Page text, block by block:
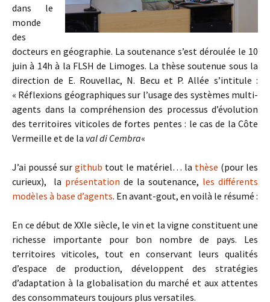
dans le
monde
des
docteurs en géographie. La soutenance s’est déroulée le 10
juin à 14h à la FLSH de Limoges. La thèse soutenue sous la
direction de E. Rouvellac, N. Becu et P. Allée s’intitule :
« Réflexions géographiques sur l’usage des systèmes multi-
agents dans la compréhension des processus d’évolution
des territoires viticoles de fortes pentes : le cas de la Côte
Vermeille et de la val di Cembra«
J’ai poussé sur github tout le matériel… la thèse (pour les
curieux), la présentation de la soutenance, les différents
modèles à base d’agents. En avant-gout, en voilà le résumé :
En ce début de XXIe siècle, le vin et la vigne constituent une
richesse importante pour bon nombre de pays. Les
territoires viticoles, tout en conservant leurs qualités
d’espace de production, développent des stratégies
d’adaptation à la globalisation du marché et aux attentes
des consommateurs toujours plus versatiles.